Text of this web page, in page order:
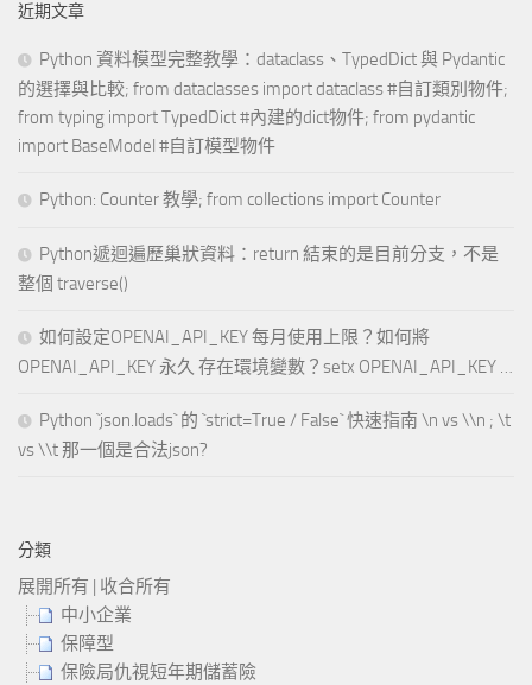
近期文章
Python 資料模型完整教學：dataclass、TypedDict 與 Pydantic
的選擇與比較; from dataclasses import dataclass #自訂類別物件;
from typing import TypedDict #內建的dict物件; from pydantic
import BaseModel #自訂模型物件
Python: Counter 教學; from collections import Counter
Python遞迴遍歷巢狀資料：return 結束的是目前分支，不是
整個 traverse()
如何設定OPENAI_API_KEY 每月使用上限？如何將
OPENAI_API_KEY 永久 存在環境變數？setx OPENAI_API_KEY …
Python `json.loads` 的 `strict=True / False` 快速指南 \n vs \\n ; \t
vs \\t 那一個是合法json?
分類
展開所有 | 收合所有
中小企業
保障型
保險局仇視短年期儲蓄險